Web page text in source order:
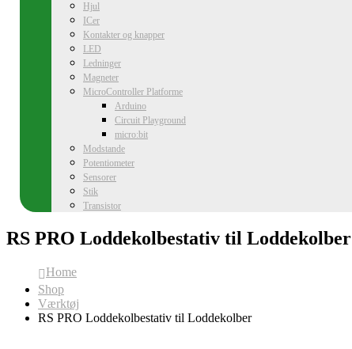
Hjul
ICer
Kontakter og knapper
LED
Ledninger
Magneter
MicroController Platforme
Arduino
Circuit Playground
micro:bit
Modstande
Potentiometer
Sensorer
Stik
Transistor
RS PRO Loddekolbestativ til Loddekolber
Home
Shop
Værktøj
RS PRO Loddekolbestativ til Loddekolber